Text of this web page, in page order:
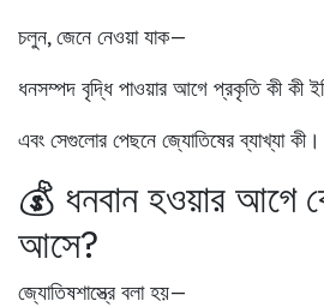
চলুন, জেনে নেওয়া যাক—
ধনসম্পদ বৃদ্ধি পাওয়ার আগে প্রকৃতি কী কী
এবং সেগুলোর পেছনে জ্যোতিষের ব্যাখ্যা কী।
💰 ধনবান হওয়ার আগে
আসে?
জ্যোতিষশাস্ত্রে বলা হয়—